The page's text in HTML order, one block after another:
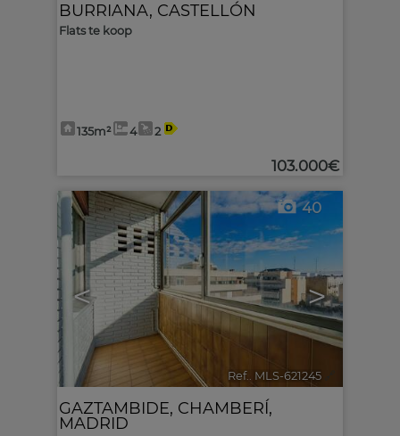
BURRIANA, CASTELLÓN
Flats te koop
135m² 4 2
103.000€
< >
40
Ref.. MLS-621245
GAZTAMBIDE, CHAMBERÍ,
MADRID